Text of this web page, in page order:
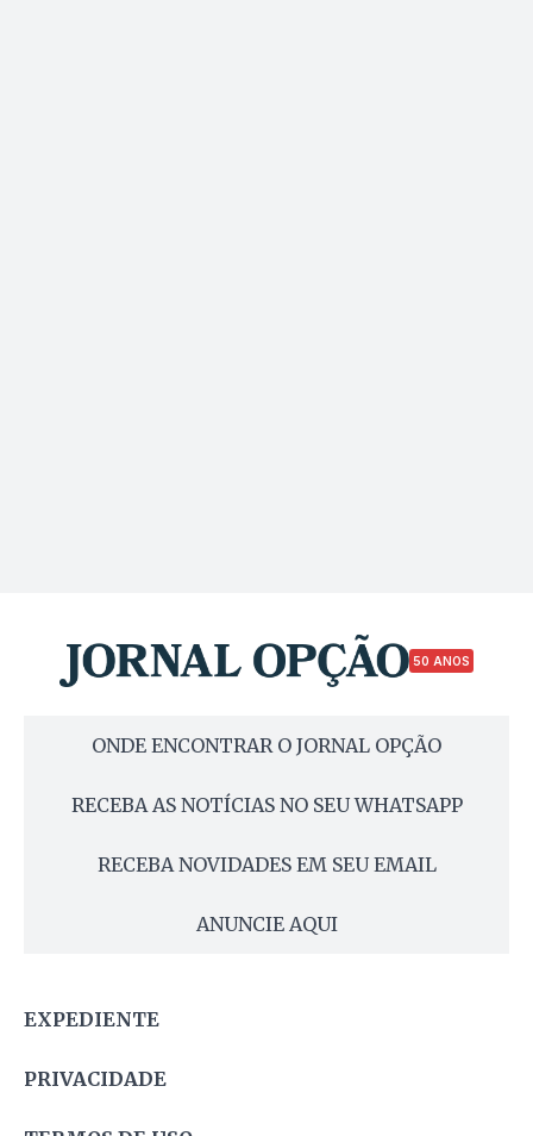
50 ANOS
ONDE ENCONTRAR O JORNAL OPÇÃO
RECEBA AS NOTÍCIAS NO SEU WHATSAPP
RECEBA NOVIDADES EM SEU EMAIL
ANUNCIE AQUI
EXPEDIENTE
PRIVACIDADE